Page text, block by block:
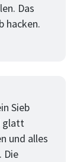
Das
hacken.
Sieb
glatt
und alles
Die